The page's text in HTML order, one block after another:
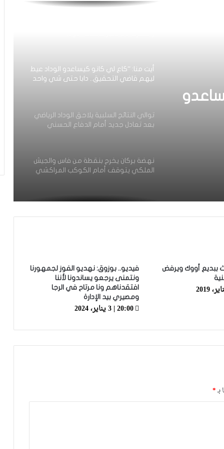
أيت منا: “كاع لي كانو كيساعدو الوداد عيط
ليهم قاضي التحقيق.. دابا حتى شي واحد
توالي النتائج السلبية يلاحق الوداد الرياضي
بعد تعادل جديد أمام الدفاع الحسني
نهضة بركان يخرج بنقطة من فاس والجيش
الملكي يتوقف أمام الكوكب المراكشي
بجناح فاخر بـ4 ملايين لليلة… ونهاية
الرجاء يؤجل جمعه العام ويعقد لقاء
تواصليا
ببديع أووك ويرفض
فيديو.. بوزوق: نهديو الفوز لجمهورنا
ونتمنى يرجعو يساندونا لأننا
افتقدناهم ونا مرتاح في الرجا
ومصيري بيد الإدارة
20:00 | 3 يناير، 2024
*